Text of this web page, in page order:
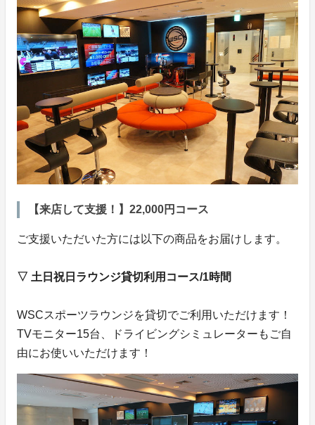
【来店して支援！】22,000円コース
ご支援いただいた方には以下の商品をお届けします。
▽ 土日祝日ラウンジ貸切利用コース/1時間
WSCスポーツラウンジを貸切でご利用いただけます！
TVモニター15台、ドライビングシミュレーターもご自
由にお使いいただけます！